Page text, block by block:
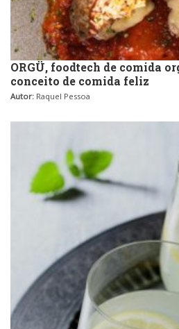
ORGÜ, foodtech de comida
conceito de comida feliz
Autor: Raquel Pessoa